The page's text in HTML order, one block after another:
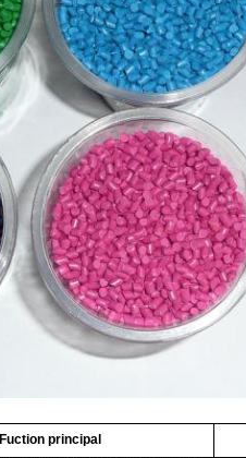
Fuction principal